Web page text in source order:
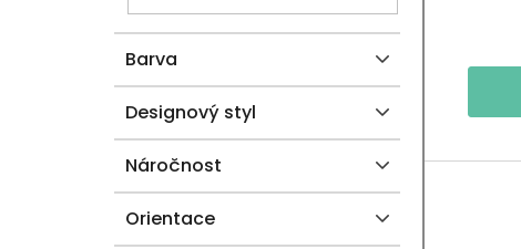
A
N Barva
Designový styl
Náročnost
Orientace